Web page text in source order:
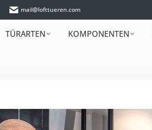
mail@lofttueren.com
TÜRARTEN KOMPONENTEN